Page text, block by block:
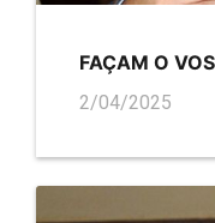
FAÇAM O
2/04/2025